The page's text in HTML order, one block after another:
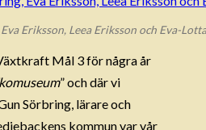
Eriksson, Leea Eriksson och Eva-
Mål 3 för några år
” och där vi
Sörbring, lärare och
kommun var vår